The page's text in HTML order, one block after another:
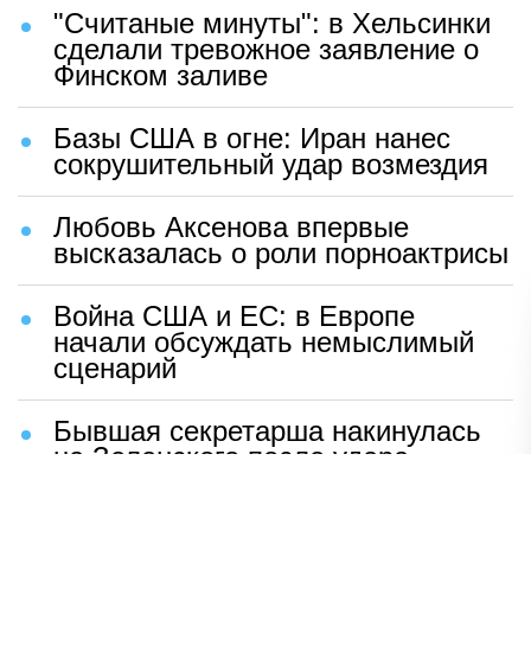
"Считаные минуты": в Хельсинки
сделали тревожное заявление о
Финском заливе
Базы США в огне: Иран нанес
сокрушительный удар возмездия
Любовь Аксенова впервые
высказалась о роли порноактрисы
Война США и ЕС: в Европе
начали обсуждать немыслимый
сценарий
Бывшая секретарша накинулась
на Зеленского после удара